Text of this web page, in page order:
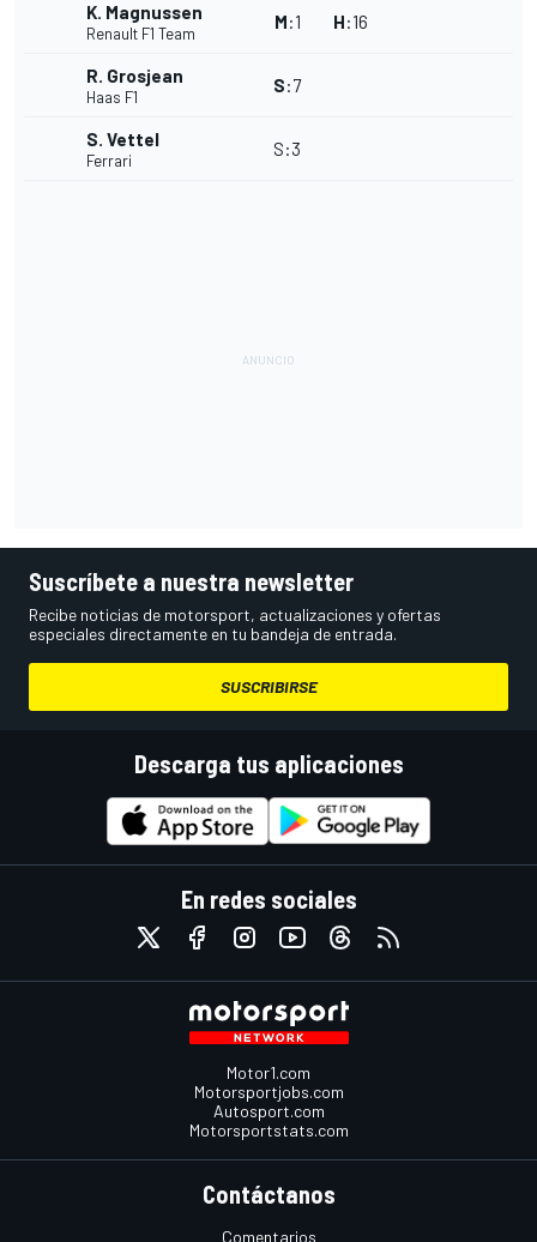
K. Magnussen
Renault F1 Team
M:1 H:16
R. Grosjean
Haas F1
S:7
S. Vettel
Ferrari
S:3
Suscríbete a nuestra newsletter
Recibe noticias de motorsport, actualizaciones y ofertas
especiales directamente en tu bandeja de entrada.
SUSCRIBIRSE
Descarga tus aplicaciones
En redes sociales
Motor1.com
Motorsportjobs.com
Autosport.com
Motorsportstats.com
Contáctanos
Comentarios